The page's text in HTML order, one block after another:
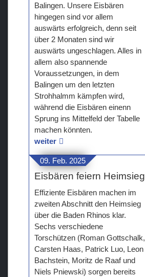
Balingen. Unsere Eisbären
hingegen sind vor allem
auswärts erfolgreich, denn seit
über 2 Monaten sind wir
auswärts ungeschlagen. Alles in
allem also spannende
Voraussetzungen, in dem
Balingen um den letzten
Strohhalmm kämpfen wird,
während die Eisbären einenn
Sprung ins Mittelfeld der Tabelle
machen könnten.
weiter
09. Feb. 2025
Eisbären feiern Heimsieg
Effiziente Eisbären machen im
zweiten Abschnitt den Heimsieg
über die Baden Rhinos klar.
Sechs verschiedene
Torschützen (Roman Gottschalk,
Carsten Haas, Patrick Luo, Leon
Bachstein, Moritz de Raaf und
Niels Pniewski) sorgen bereits